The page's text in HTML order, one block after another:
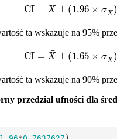
CI = X
¯ ± (1.96 × σX
¯)
CI= X¯ ±( 1.96×σX ¯)
ta wskazuje na 95%
CI = X
¯ ± (1.65 × σX
¯)
CI= X¯ ±( 1.65×σX ¯)
ta wskazuje na 90%
przedział ufności dla